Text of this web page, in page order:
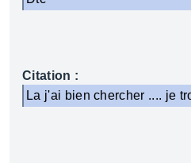
Citation :
La j'ai bien chercher .... je